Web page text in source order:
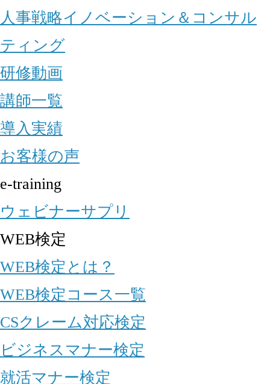
人事戦略イノベーション＆コンサル
ティング
研修動画
講師一覧
導入実績
お客様の声
e-training
ウェビナーサプリ
WEB検定
WEB検定とは？
WEB検定コース一覧
CSクレーム対応検定
ビジネスマナー検定
就活マナー検定